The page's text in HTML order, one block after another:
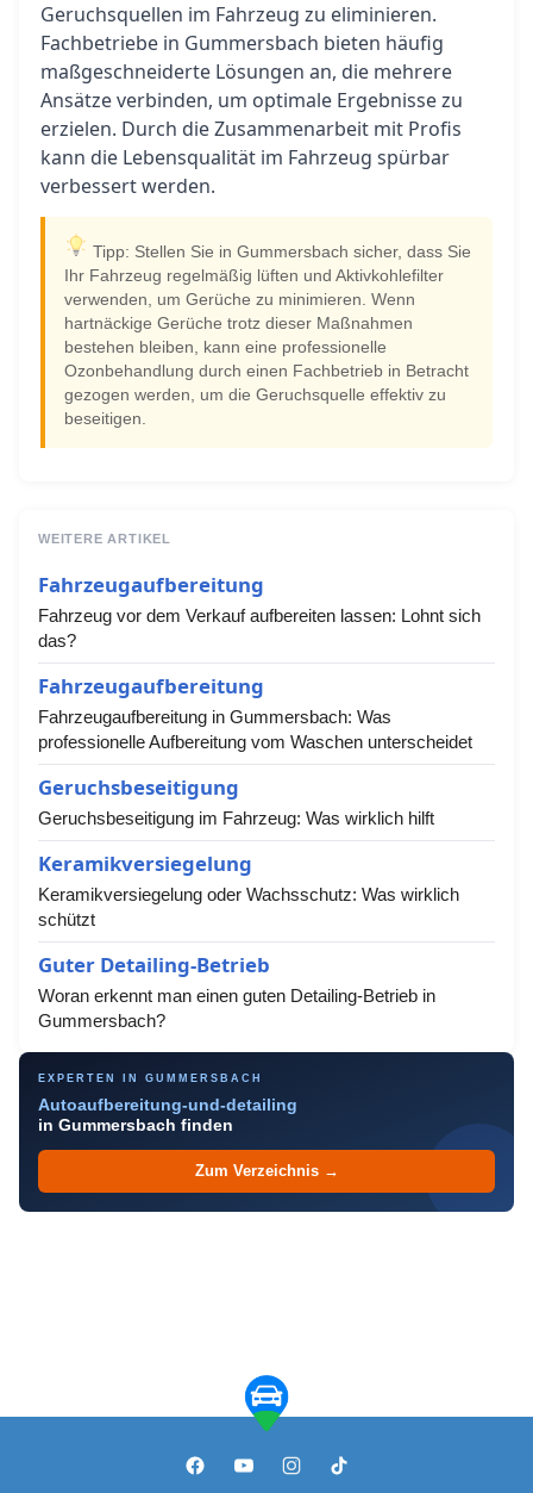
Geruchsquellen im Fahrzeug zu eliminieren.
Fachbetriebe in Gummersbach bieten häufig
maßgeschneiderte Lösungen an, die mehrere
Ansätze verbinden, um optimale Ergebnisse zu
erzielen. Durch die Zusammenarbeit mit Profis
kann die Lebensqualität im Fahrzeug spürbar
verbessert werden.
Tipp: Stellen Sie in Gummersbach sicher, dass Sie
Ihr Fahrzeug regelmäßig lüften und Aktivkohlefilter
verwenden, um Gerüche zu minimieren. Wenn
hartnäckige Gerüche trotz dieser Maßnahmen
bestehen bleiben, kann eine professionelle
Ozonbehandlung durch einen Fachbetrieb in Betracht
gezogen werden, um die Geruchsquelle effektiv zu
beseitigen.
WEITERE ARTIKEL
Fahrzeugaufbereitung
Fahrzeug vor dem Verkauf aufbereiten lassen: Lohnt sich
das?
Fahrzeugaufbereitung
Fahrzeugaufbereitung in Gummersbach: Was
professionelle Aufbereitung vom Waschen unterscheidet
Geruchsbeseitigung
Geruchsbeseitigung im Fahrzeug: Was wirklich hilft
Keramikversiegelung
Keramikversiegelung oder Wachsschutz: Was wirklich
schützt
Guter Detailing-Betrieb
Woran erkennt man einen guten Detailing-Betrieb in
Gummersbach?
EXPERTEN IN GUMMERSBACH
Autoaufbereitung-und-detailing
in Gummersbach finden
Zum Verzeichnis →